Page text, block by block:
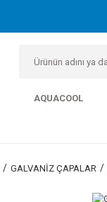
AQUACOOL
GALVANİZ ÇAPALAR